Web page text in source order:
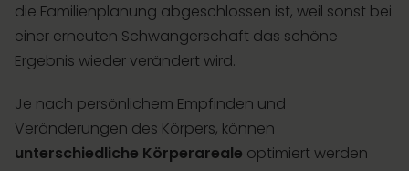
die Familienplanung abgeschlossen ist, weil sonst bei
einer erneuten Schwangerschaft das schöne
Ergebnis wieder verändert wird.
Je nach persönlichem Empfinden und
Veränderungen des Körpers, können
unterschiedliche Körperareale optimiert werden